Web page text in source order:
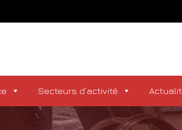
Secteurs d’activité